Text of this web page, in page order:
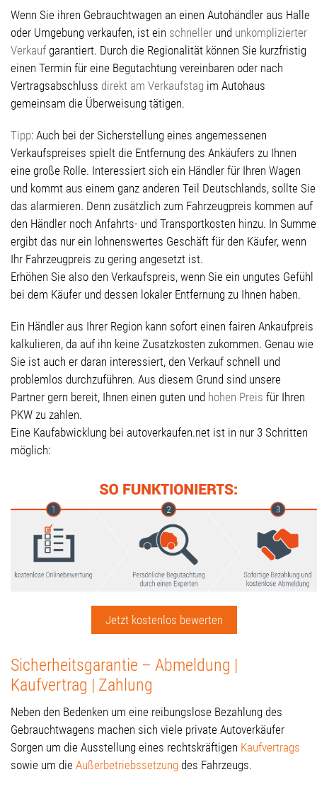
Wenn Sie ihren Gebrauchtwagen an einen Autohändler aus Halle
oder Umgebung verkaufen, ist ein schneller und unkomplizierter
Verkauf garantiert. Durch die Regionalität können Sie kurzfristig
einen Termin für eine Begutachtung vereinbaren oder nach
Vertragsabschluss direkt am Verkaufstag im Autohaus
gemeinsam die Überweisung tätigen.
Tipp: Auch bei der Sicherstellung eines angemessenen
Verkaufspreises spielt die Entfernung des Ankäufers zu Ihnen
eine große Rolle. Interessiert sich ein Händler für Ihren Wagen
und kommt aus einem ganz anderen Teil Deutschlands, sollte Sie
das alarmieren. Denn zusätzlich zum Fahrzeugpreis kommen auf
den Händler noch Anfahrts- und Transportkosten hinzu. In Summe
ergibt das nur ein lohnenswertes Geschäft für den Käufer, wenn
Ihr Fahrzeugpreis zu gering angesetzt ist.
Erhöhen Sie also den Verkaufspreis, wenn Sie ein ungutes Gefühl
bei dem Käufer und dessen lokaler Entfernung zu Ihnen haben.
Ein Händler aus Ihrer Region kann sofort einen fairen Ankaufpreis
kalkulieren, da auf ihn keine Zusatzkosten zukommen. Genau wie
Sie ist auch er daran interessiert, den Verkauf schnell und
problemlos durchzuführen. Aus diesem Grund sind unsere
Partner gern bereit, Ihnen einen guten und hohen Preis für Ihren
PKW zu zahlen.
Eine Kaufabwicklung bei autoverkaufen.net ist in nur 3 Schritten
möglich:
Jetzt kostenlos bewerten
Sicherheitsgarantie – Abmeldung |
Kaufvertrag | Zahlung
Neben den Bedenken um eine reibungslose Bezahlung des
Gebrauchtwagens machen sich viele private Autoverkäufer
Sorgen um die Ausstellung eines rechtskräftigen Kaufvertrags
sowie um die Außerbetriebssetzung des Fahrzeugs.